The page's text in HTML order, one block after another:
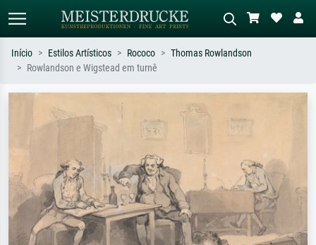
Pesquise por artista, título ou estilo –
ex: Monet, Noite Estrelada,
impressionismo, onda de Hokusai, nu.
Descreva a cena – ex: prado verde,
abstrato com muito vermelho, pintura
a óleo escura, nu em pé ao lado de
Início Estilos Artísticos Rococo
Thomas Rowlandson
Rowlandson e Wigstead em turnê